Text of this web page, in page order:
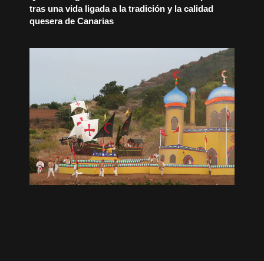
tras una vida ligada a la tradición y la calidad
quesera de Canarias